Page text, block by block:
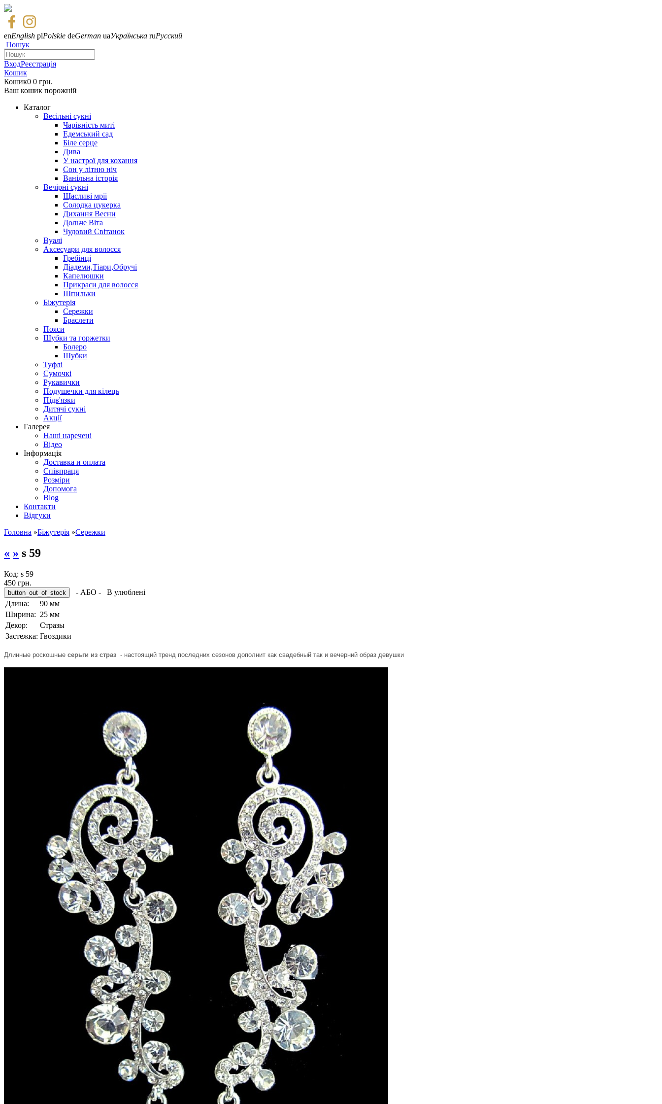
enEnglish plPolskie deGerman uaУкраїнська ruРусский
Пошук
ВходРеєстрація
Кошик
Кошик0 0 грн.
Ваш кошик порожній
Каталог
Весільні сукні
Чарівність миті
Едемський сад
Біле серце
Дива
У настрої для кохання
Сон у літню ніч
Ванільна історія
Вечірні сукні
Щасливі мріі
Солодка цукерка
Дихання Весни
Дольче Віта
Чудовий Світанок
Вуалі
Аксесуари для волосся
Гребінці
Діадеми,Тіари,Обручі
Капелюшки
Прикраси для волосся
Шпильки
Біжутерія
Cережки
Браслети
Пояси
Шубки та горжетки
Болеро
Шубки
Туфлі
Сумочкі
Рукавички
Подушечки для кілець
Підв'язки
Дитячі сукні
Акції
Галерея
Наші наречені
Відео
Інформація
Доставка и оплата
Співпраця
Розміри
Допомога
Blog
Контакти
Відгуки
Головна »Біжутерія »Cережки
« » s 59
Код: s 59
450 грн.
- АБО -
В улюблені
Длина:
90 мм
Ширина: 25 мм
Декор:
Стразы
Застежка: Гвоздики
Длинные роскошные серьги из страз - настоящий тренд последних сезонов дополнит как свадебный так и вечерний образ девушки